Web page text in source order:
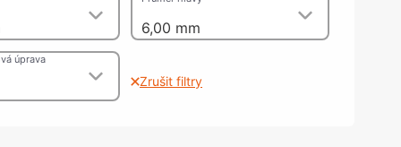
nohy, Nábytkové nohy a
nastavení
kování
kluzáky a kolečka
6,00 mm
úprava
Zrušit filtry